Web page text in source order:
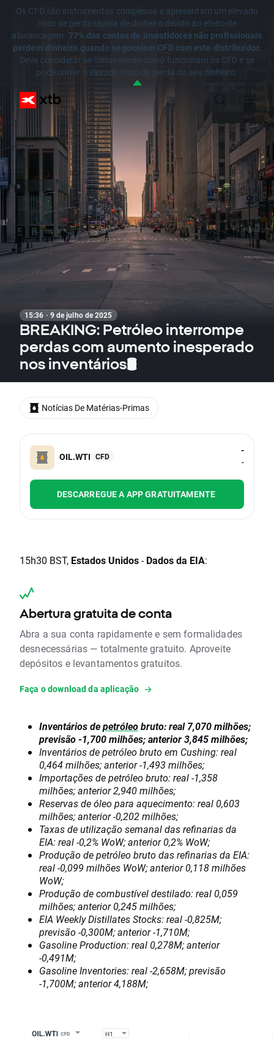
Os CFD são instrumentos complexos e apresentam um elevado
risco de perda rápida de dinheiro devido ao efeito de
alavancagem. 77% das contas de investidores não profissionais
perdem dinheiro quando negoceiam CFD com este distribuidor.
Deve considerar se compreende como funcionam os CFD e se
pode correr o elevado risco de perda do seu dinheiro.
15:36 · 9 de julho de 2025
BREAKING: Petróleo interrompe
perdas com aumento inesperado
nos inventários🛢️
OIL.WTI CFD
-
-
DESCARREGUE A APP GRATUITAMENTE
15h30 BST, Estados Unidos-Dados da EIA:
Abertura gratuita de conta
Abra a sua conta rapidamente e sem formalidades
desnecessárias — totalmente gratuito. Aproveite
depósitos e levantamentos gratuitos.
Faça o download da aplicação
Inventários depetróleobruto: real 7,070 milhões;
previsão -1,700 milhões; anterior 3,845 milhões;
Inventários de petróleo bruto em Cushing: real
0,464 milhões; anterior -1,493 milhões;
Importações de petróleo bruto: real -1,358
milhões; anterior 2,940 milhões;
Reservas de óleo para aquecimento: real 0,603
milhões; anterior -0,202 milhões;
Taxas de utilização semanal das refinarias da
EIA: real -0,2% WoW; anterior 0,2% WoW;
Produção de petróleo bruto das refinarias da EIA:
real -0,099 milhões WoW; anterior 0,118 milhões
WoW;
Produção de combustível destilado: real 0,059
milhões; anterior 0,245 milhões;
EIA Weekly Distillates Stocks: real -0,825M;
previsão -0,300M; anterior -1,710M;
Gasoline Production: real 0,278M; anterior
-0,491M;
Gasoline Inventories: real -2,658M; previsão
-1,700M; anterior 4,188M;
Notícias De Matérias-Primas